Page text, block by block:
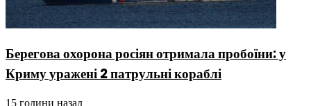
Берегова охорона росіян отримала пробоїни: у
Криму уражені 2 патрульні кораблі
15 години назад